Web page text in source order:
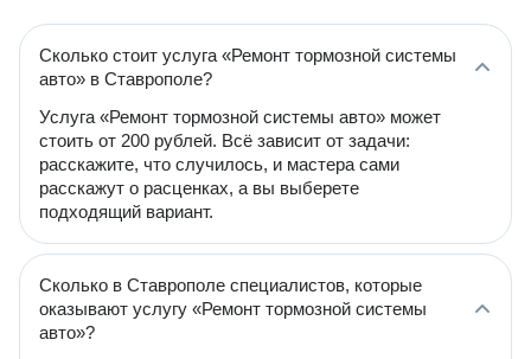
Сколько стоит услуга «Ремонт тормозной системы
авто» в Ставрополе?
Услуга «Ремонт тормозной системы авто» может
стоить от 200 рублей. Всё зависит от задачи:
расскажите, что случилось, и мастера сами
расскажут о расценках, а вы выберете
подходящий вариант.
Сколько в Ставрополе специалистов, которые
оказывают услугу «Ремонт тормозной системы
авто»?